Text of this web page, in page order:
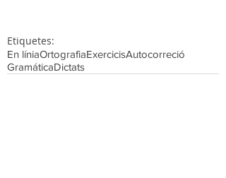
Etiquetes:
En líniaOrtografiaExercicisAutocorreció
GramáticaDictats